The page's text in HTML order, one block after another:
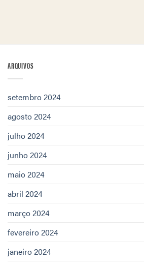
ARQUIVOS
setembro 2024
agosto 2024
julho 2024
junho 2024
maio 2024
abril 2024
março 2024
fevereiro 2024
janeiro 2024